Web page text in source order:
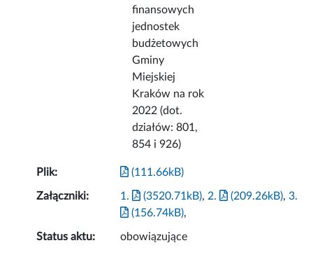
finansowych
jednostek
budżetowych
Gminy
Miejskiej
Kraków na rok
2022 (dot.
działów: 801,
854 i 926)
Plik: (111.66kB)
Załączniki: 1. (3520.71kB), 2. (209.26kB),3.
(156.74kB),
Status aktu: obowiązujące